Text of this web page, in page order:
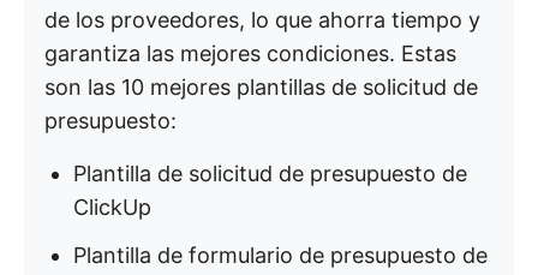
de los proveedores, lo que ahorra tiempo y
garantiza las mejores condiciones. Estas
son las 10 mejores plantillas de solicitud de
presupuesto:
Plantilla de solicitud de presupuesto de
ClickUp
Plantilla de formulario de presupuesto de